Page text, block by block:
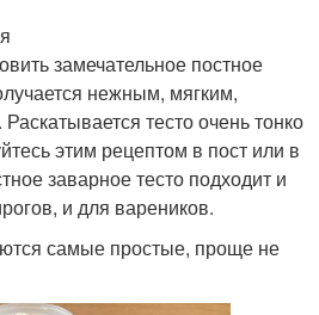
замечательное постное
нежным, мягким,
тесто очень тонко
этим рецептом в пост или в
заварное тесто подходит и
и для вареников.
самые простые, проще не